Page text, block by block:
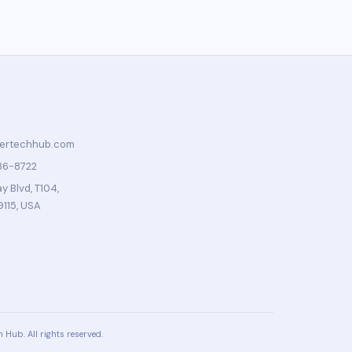
8722
Blvd, T104,
USA
Hub. All rights reserved.